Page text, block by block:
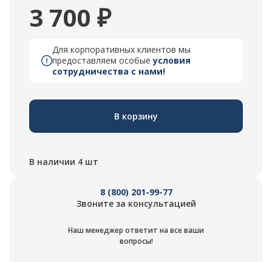
3 700 ₽
Для корпоративных клиентов мы
предоставляем особыеусловия
сотрудничества с нами!
В корзину
В наличии 4 шт
8 (800) 201-99-77
Звоните за консультацией
Наш менеджер ответит на все ваши
вопросы!